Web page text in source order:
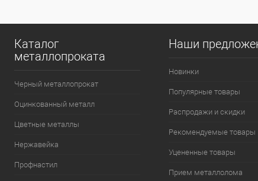
Каталог
металлопроката
Черный металлопрокат
Оцинкованный металл
Цветные металлы
Нержавейка
Профнастил
Наши
Новинки
Популярные товары
Распродажи и скидки
Рекомендуемые товары
Уцененные товары
Прием металлолома